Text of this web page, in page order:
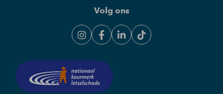
Volg ons